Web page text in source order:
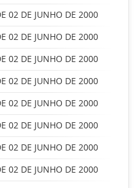
02 DE JUNHO DE 2000
02 DE JUNHO DE 2000
02 DE JUNHO DE 2000
02 DE JUNHO DE 2000
02 DE JUNHO DE 2000
02 DE JUNHO DE 2000
02 DE JUNHO DE 2000
02 DE JUNHO DE 2000